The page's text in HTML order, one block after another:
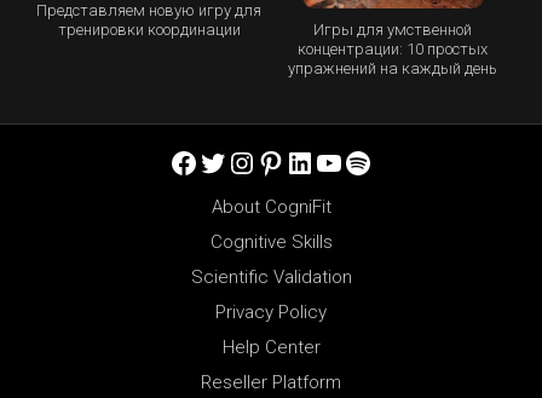
Представляем новую игру для
тренировки координации
Игры для умственной
концентрации: 10 простых
упражнений на каждый день
Facebook
Twitter
Instagram
Pinterest
LinkedIn
YouTube
Spotify
About CogniFit
Cognitive Skills
Scientific Validation
Privacy Policy
Help Center
Reseller Platform